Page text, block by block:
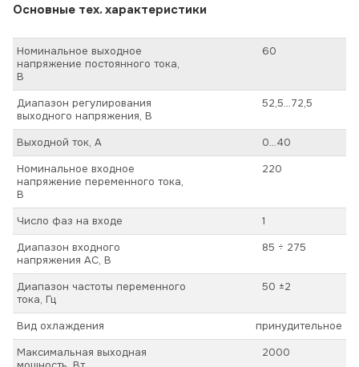
Основные тех. характеристики
Номинальное выходное
напряжение постоянного тока,
В
60
Диапазон регулирования
выходного напряжения, В
52,5…72,5
Выходной ток, А
0…40
Номинальное входное
напряжение переменного тока,
В
220
Число фаз на входе
1
Диапазон входного
напряжения AC, В
85 ÷ 275
Диапазон частоты переменного
тока, Гц
50 ±2
Вид охлаждения
принудительное
Максимальная выходная
2000